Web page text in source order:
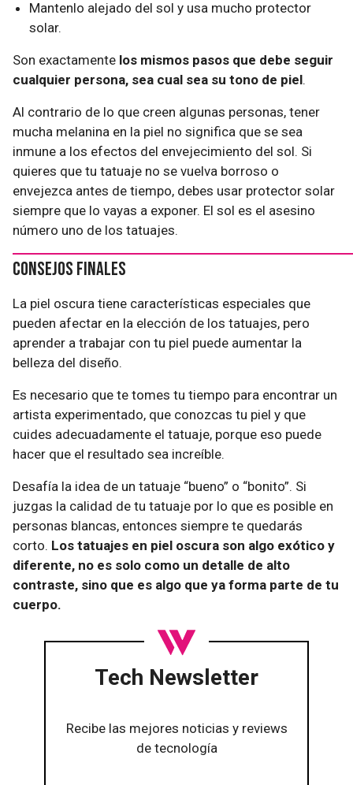
Mantenlo alejado del sol y usa mucho protector
solar.
Son exactamente los mismos pasos que debe seguir
cualquier persona, sea cual sea su tono de piel.
Al contrario de lo que creen algunas personas, tener
mucha melanina en la piel no significa que se sea
inmune a los efectos del envejecimiento del sol. Si
quieres que tu tatuaje no se vuelva borroso o
envejezca antes de tiempo, debes usar protector solar
siempre que lo vayas a exponer. El sol es el asesino
número uno de los tatuajes.
Consejos finales
La piel oscura tiene características especiales que
pueden afectar en la elección de los tatuajes, pero
aprender a trabajar con tu piel puede aumentar la
belleza del diseño.
Es necesario que te tomes tu tiempo para encontrar un
artista experimentado, que conozcas tu piel y que
cuides adecuadamente el tatuaje, porque eso puede
hacer que el resultado sea increíble.
Desafía la idea de un tatuaje “bueno” o “bonito”. Si
juzgas la calidad de tu tatuaje por lo que es posible en
personas blancas, entonces siempre te quedarás
corto. Los tatuajes en piel oscura son algo exótico y
diferente, no es solo como un detalle de alto
contraste, sino que es algo que ya forma parte de tu
cuerpo.
Tech Newsletter
Recibe las mejores noticias y reviews
de tecnología